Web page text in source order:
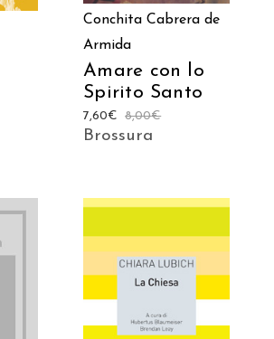
Conchita Cabrera de
Armida
Amare con lo
Spirito Santo
8,00€
7,60€
Brossura
CARRELLO